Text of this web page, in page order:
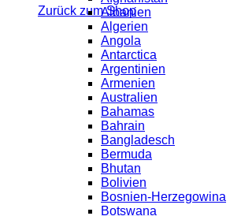
Zurück zum Shop
Albanien
Algerien
Angola
Antarctica
Argentinien
Armenien
Australien
Bahamas
Bahrain
Bangladesch
Bermuda
Bhutan
Bolivien
Bosnien-Herzegowina
Botswana